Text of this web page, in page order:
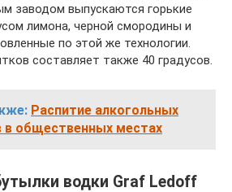
заводом выпускаются горькие
лимона, черной смородины и
по этой же технологии.
составляет также 40 градусов.
Распитие алкогольных
в общественных местах
водки Graf Ledoff